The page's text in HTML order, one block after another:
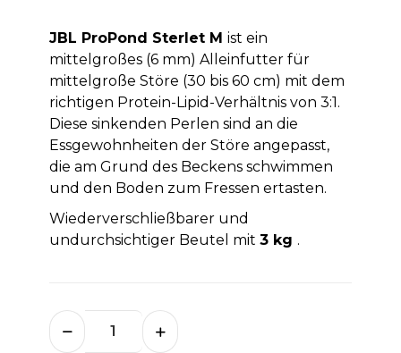
JBL ProPond Sterlet M ist ein
mittelgroßes (6 mm) Alleinfutter für
mittelgroße Störe (30 bis 60 cm) mit dem
richtigen Protein-Lipid-Verhältnis von 3:1.
Diese sinkenden Perlen sind an die
Essgewohnheiten der Störe angepasst,
die am Grund des Beckens schwimmen
und den Boden zum Fressen ertasten.
Wiederverschließbarer und
undurchsichtiger Beutel mit 3 kg .